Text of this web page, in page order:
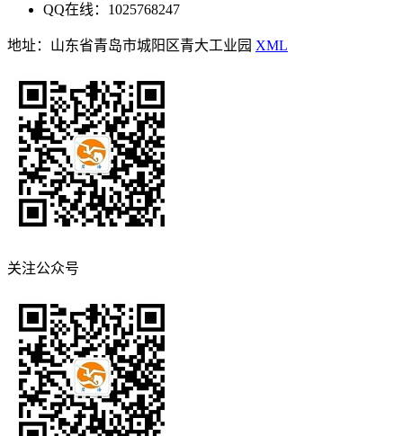
QQ在线：1025768247
地址：山东省青岛市城阳区青大工业园 XML
关注公众号